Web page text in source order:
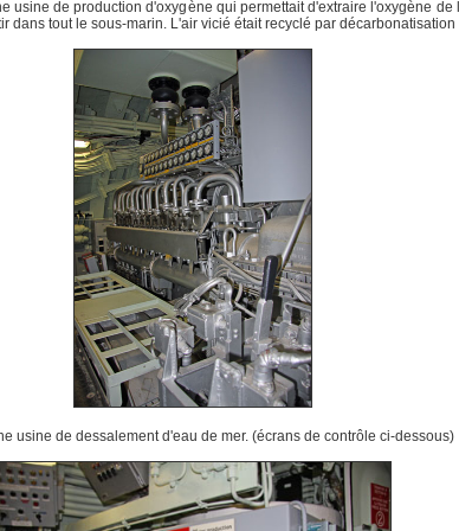
usine de production d'oxygène qui permettait d'extraire l'oxygène de
dans tout le sous-marin. L'air vicié était recyclé par décarbonatisation
usine de dessalement d'eau de mer. (écrans de contrôle ci-dessous)